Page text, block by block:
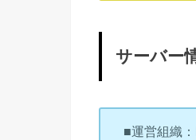
サーバー
■運営組織